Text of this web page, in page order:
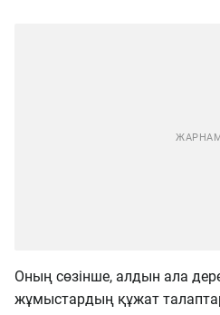
Оның сөзінше, алдын ала
жұмыстардың құжат